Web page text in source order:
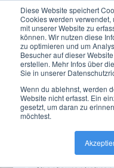
Diese Website speichert
Cookies werden
mit unserer Website zu
können. Wir nutzen diese
zu optimieren und um
Besucher auf dieser
erstellen. Mehr Infos über
Sie in unserer
Wenn du ablehnst, werden
Website nicht erfasst. Ein
gesetzt, um daran zu
möchtest.
Menu
Du bist hier:
Suche
Suche nach: irashaja
Awarnorischer